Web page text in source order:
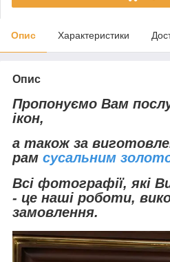
Опис Характеристики
Опис
Пропонуємо Вам
ікон,
а також за
рам сусальним
Всі фотографії, які
- це наші роботи,
замовлення.